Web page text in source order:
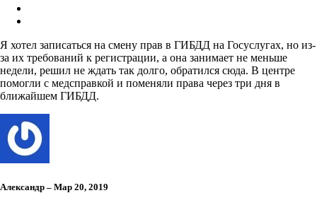
Я хотел записаться на смену прав в ГИБДД на Госуслугах, но из-
за их требований к регистрации, а она занимает не меньше
недели, решил не ждать так долго, обратился сюда. В центре
помогли с медсправкой и поменяли права через три дня в
ближайшем ГИБДД.
Александр – Мар 20, 2019